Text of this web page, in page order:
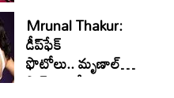
నారంగ్ భారీ ప్లాన్!
Mrunal Thakur:
డీప్‌ఫేక్
ఫొటోలు.. మృణాల్
షాక్.. ఎవర్నీ వదలను..